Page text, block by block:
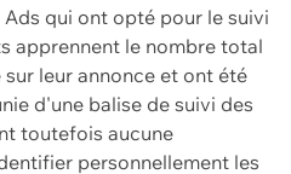
qui ont opté pour le suivi
apprennent le nombre total
leur annonce et ont été
d'une balise de suivi des
toutefois aucune
personnellement les